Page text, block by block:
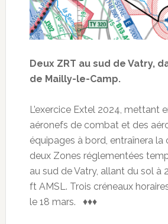
Deux ZRT au sud de Vatry,
de Mailly-le-Camp.
L’exercice Extel 2024, mettant
aéronefs de combat et des
équipages à bord, entraînera la
deux Zones réglementées
au sud de Vatry, allant du sol à
ft AMSL. Trois créneaux
le 18 mars. ♦♦♦